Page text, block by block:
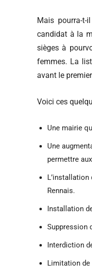
Mais pourra-t-
candidat à la
sièges à
femmes. La
avant le
Voici ces
Une mairie
Une
permettre
Rennais.
Installation
Suppression
Interdiction
Limitation de